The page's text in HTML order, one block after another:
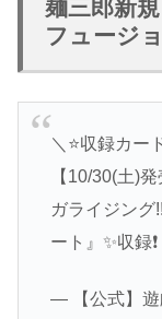
麺三郎新
フュージ
＼⭐️収録カー
【10/30(土)
ガライジング
ート』✨収録❗️
— 【公式】遊